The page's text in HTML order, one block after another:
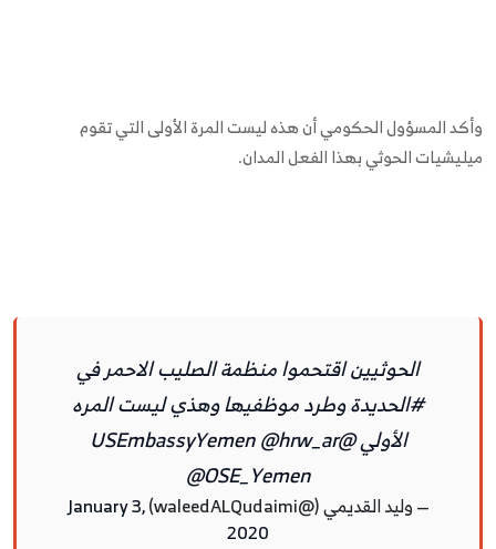
وأكد المسؤول الحكومي أن هذه ليست المرة الأولى التي تقوم
ميليشيات الحوثي بهذا الفعل المدان.
الحوثيين اقتحموا منظمة الصليب الاحمر في
#الحديدةوطرد موظفيها وهذي ليست المره
الأولي@USEmbassyYemen
@hrw_ar
@OSE_Yemen
— وليد القديمي (@waleedALQudaimi)
January 3,
2020